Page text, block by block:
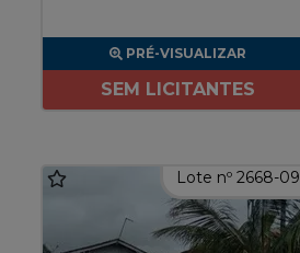
PRÉ-VISUALIZAR
SEM LICITANTES
Lote nº 2668-09